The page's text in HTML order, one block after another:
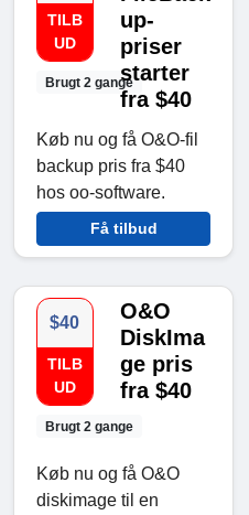
TILB
UD
Brugt 2 gange
up-
priser
starter
fra $40
Køb nu og få O&O-fil
backup pris fra $40
hos oo-software.
Få tilbud
$40
TILB
UD
Brugt 2 gange
O&O
DiskIma
ge pris
fra $40
Køb nu og få O&O
diskimage til en